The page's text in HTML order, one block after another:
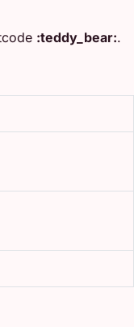
:teddy_bear:.